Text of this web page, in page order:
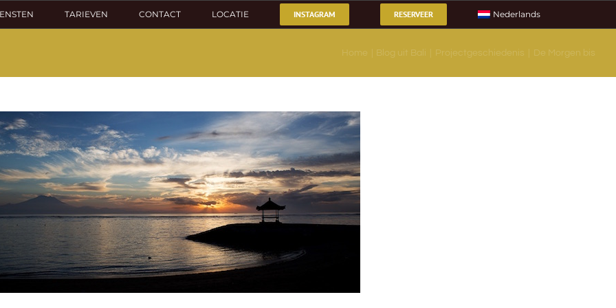
TARIEVEN CONTACT LOCATIE INSTAGRAM RESERVEER Nederlands
Home Blog uit Bali Projectgeschiedenis De Morgen bis